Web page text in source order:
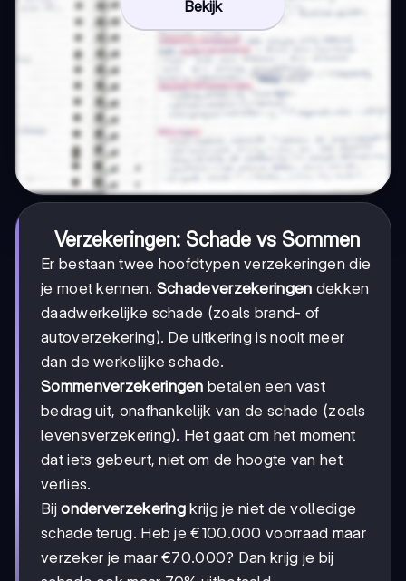
Bekijk
Verzekeringen: Schade vs Sommen
Er bestaan twee hoofdtypen verzekeringen die
je moet kennen. Schadeverzekeringen dekken
daadwerkelijke schade (zoals brand- of
autoverzekering). De uitkering is nooit meer
dan de werkelijke schade.
Sommenverzekeringen betalen een vast
bedrag uit, onafhankelijk van de schade (zoals
levensverzekering). Het gaat om het moment
dat iets gebeurt, niet om de hoogte van het
verlies.
Bijonderverzekering krijg je niet de volledige
schade terug. Heb je €100.000 voorraad maar
verzeker je maar €70.000? Dan krijg je bij